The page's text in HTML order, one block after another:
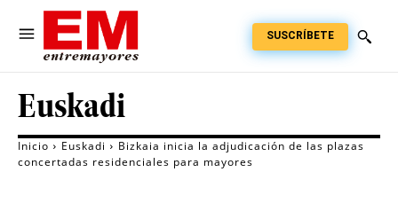
SUSCRÍBETE
Euskadi
Inicio Euskadi
Bizkaia inicia la adjudicación de las plazas
concertadas residenciales para mayores